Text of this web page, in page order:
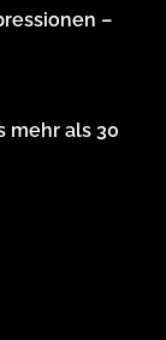
–
mehr als 30